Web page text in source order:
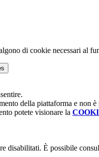
di cookie necessari al
della piattaforma e non
potete visionare la
disabilitati. È possibile